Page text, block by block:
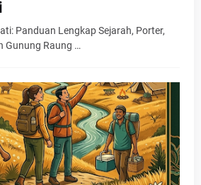
Panduan Lengkap Sejarah, Porter,
Gunung Raung …